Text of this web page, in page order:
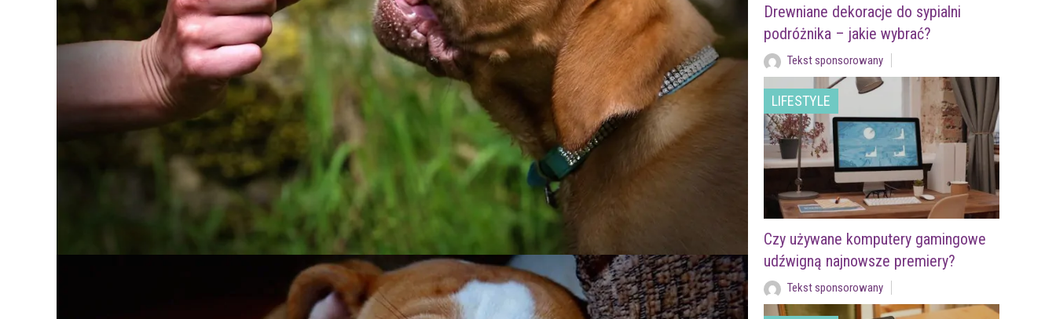
Drewniane dekoracje do sypialni
podróżnika – jakie wybrać?
Tekst sponsorowany
LIFESTYLE
Czy używane komputery gamingowe
udźwigną najnowsze premiery?
Tekst sponsorowany